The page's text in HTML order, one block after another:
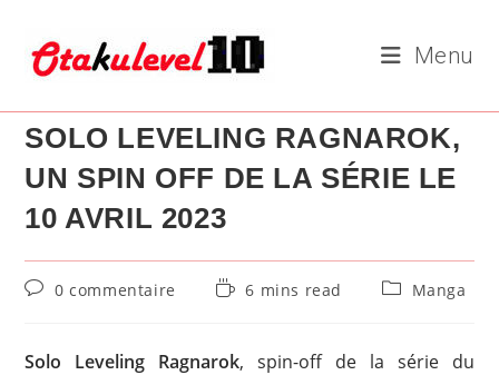
content
Menu
SOLO LEVELING RAGNAROK,
UN SPIN OFF DE LA SÉRIE LE
10 AVRIL 2023
Commentaires
publication :
0 commentaire
Temps6 mins read
PostManga
Solo Leveling Ragnarok, spin-off de la série du